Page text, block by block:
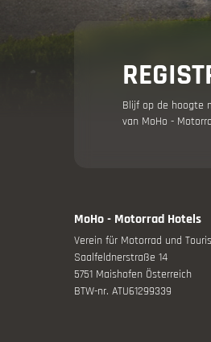
Blijf op de hoogte
van MoHo -
MoHo - Motorrad Hotels
Verein für Motorrad und
Saalfeldnerstraße 14
5751 Maishofen Österreich
BTW-nr. ATU61299339